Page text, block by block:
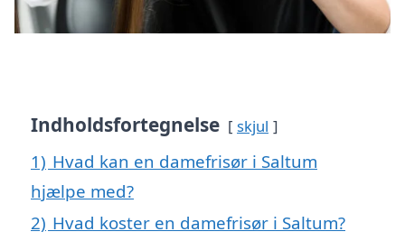
Indholdsfortegnelse skjul
1) Hvad kan en damefrisør i Saltum
hjælpe med?
2) Hvad koster en damefrisør i Saltum?